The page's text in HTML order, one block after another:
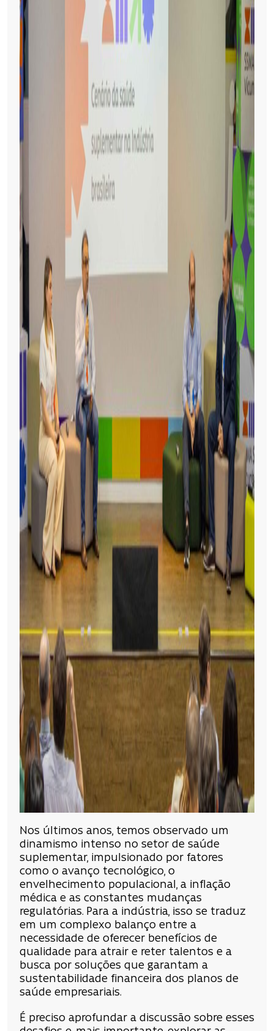
Nos últimos anos, temos observado um
dinamismo intenso no setor de saúde
suplementar, impulsionado por fatores
como o avanço tecnológico, o
envelhecimento populacional, a inflação
médica e as constantes mudanças
regulatórias. Para a indústria, isso se traduz
em um complexo balanço entre a
necessidade de oferecer benefícios de
qualidade para atrair e reter talentos e a
busca por soluções que garantam a
sustentabilidade financeira dos planos de
saúde empresariais.
É preciso aprofundar a discussão sobre esses